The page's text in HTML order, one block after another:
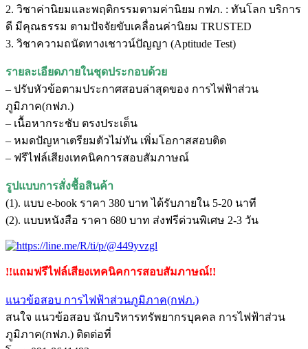
2. วิชาค่านิยมและพฤติกรรมตามค่านิยม กฟภ. : ทันโลก บริการ
ดี มีคุณธรรม ตามปัจจัยขับเคลื่อนค่านิยม TRUSTED
3. วิชาความถนัดทางเชาวน์ปัญญา (Aptitude Test)
รายละเอียดภายในชุดประกอบด้วย
– ปรับหัวข้อตามประกาศสอบล่าสุดของ การไฟฟ้าส่วน
ภูมิภาค(กฟภ.)
– เนื้อหากระชับ ตรงประเด็น
– หมดปัญหาเตรียมตัวไม่ทัน เพิ่มโอกาสสอบติด
– ฟรีไฟล์เสียงเทคนิคการสอบสัมภาษณ์
รูปแบบการสั่งชื้อสินค้า
(1). แบบ e-book ราคา 380 บาท ได้รับภายใน 5-20 นาที
(2). แบบหนังสือ ราคา 680 บาท ส่งฟรีด่วนพิเศษ 2-3 วัน
!!แถมฟรีไฟล์เสียงเทคนิคการสอบสัมภาษณ์!!
แนวข้อสอบ การไฟฟ้าส่วนภูมิภาค(กฟภ.)
สนใจ แนวข้อสอบ นักบริหารทรัพยากรบุคคล การไฟฟ้าส่วน
ภูมิภาค(กฟภ.) ติดต่อที่